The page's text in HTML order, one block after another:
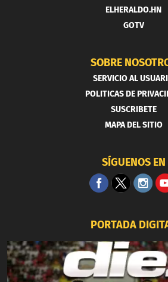
ELHERALDO.HN
GOTV
SOBRE
SERVICIO AL
POLITICAS DE
SUSCRIBETE
MAPA DEL SITIO
SÍGUENOS EN
PORTADA